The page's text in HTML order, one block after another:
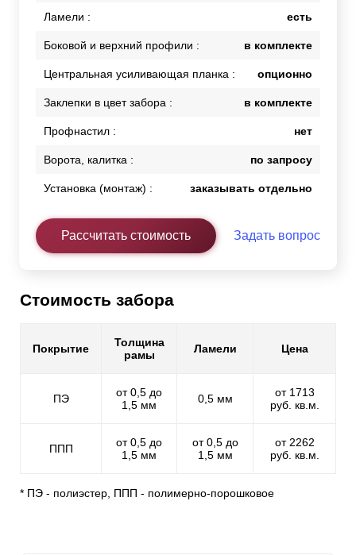
Ламели : есть
Боковой и верхний профили : в комплекте
Центральная усиливающая планка : опционно
Заклепки в цвет забора : в комплекте
Профнастил : нет
Ворота, калитка : по запросу
Установка (монтаж) : заказывать отдельно
Рассчитать стоимость Задать вопрос
Стоимость забора
Покрытие
Толщина
рамы
Ламели Цена
ПЭ
от 0,5 до
1,5 мм
0,5 мм
от 1713
руб. кв.м.
ППП
от 0,5 до
1,5 мм
от 0,5 до
1,5 мм
от 2262
руб. кв.м.
* ПЭ - полиэстер, ППП - полимерно-порошковое